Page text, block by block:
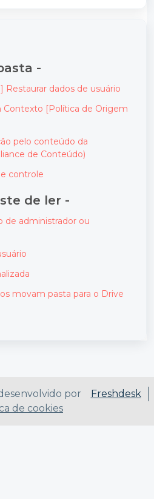
-
Restaurar dados de usuário
Contexto [Política de Origem
pelo conteúdo da
de Conteúdo)
controle
de ler -
de administrador ou
movam pasta para o Drive
por
Freshdesk
de cookies